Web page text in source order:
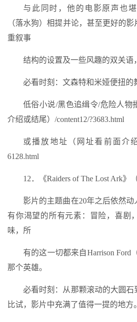
与此同时，他的电影原声也堪
（落水狗）相提并论，甚至更好的
重叙事
结构的设置及一些风趣的双关语
必看时刻：文森特和米娅便扭的
低俗小说/黑色追缉令/危险人物
介绍或结尾）/content12/?3683.html
或播放地址（网址看前面介绍
6128.html
12．《Raiders of The Lost Ark》
影片的主题曲在20年之后依然
有你渴望的所有元素：冒险，喜剧
味，所
有的这一切都来自Harrison Ford
那个英雄。
必看时刻：从那颗滚动的大圆石
比试，影片中充满了值得一提的地方。